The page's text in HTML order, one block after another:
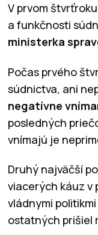
V prvom
a funkčnosti
ministerka
Počas prvého
súdnictva, ani
negatívne
posledných
vnímajú je
Druhý najväčší
viacerých káuz v
vládnymi
ostatných prišiel